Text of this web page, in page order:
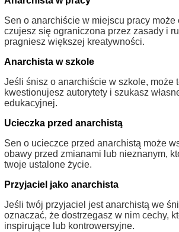
Sen o anarchiście w miejscu pracy może
czujesz się ograniczona przez zasady i
pragniesz większej kreatywności.
Anarchista w szkole
Jeśli śnisz o anarchiście w szkole, może
kwestionujesz autorytety i szukasz
edukacyjnej.
Ucieczka przed anarchistą
Sen o ucieczce przed anarchistą może
obawy przed zmianami lub nieznanym,
twoje ustalone życie.
Przyjaciel jako anarchista
Jeśli twój przyjaciel jest anarchistą we
oznaczać, że dostrzegasz w nim cechy,
inspirujące lub kontrowersyjne.